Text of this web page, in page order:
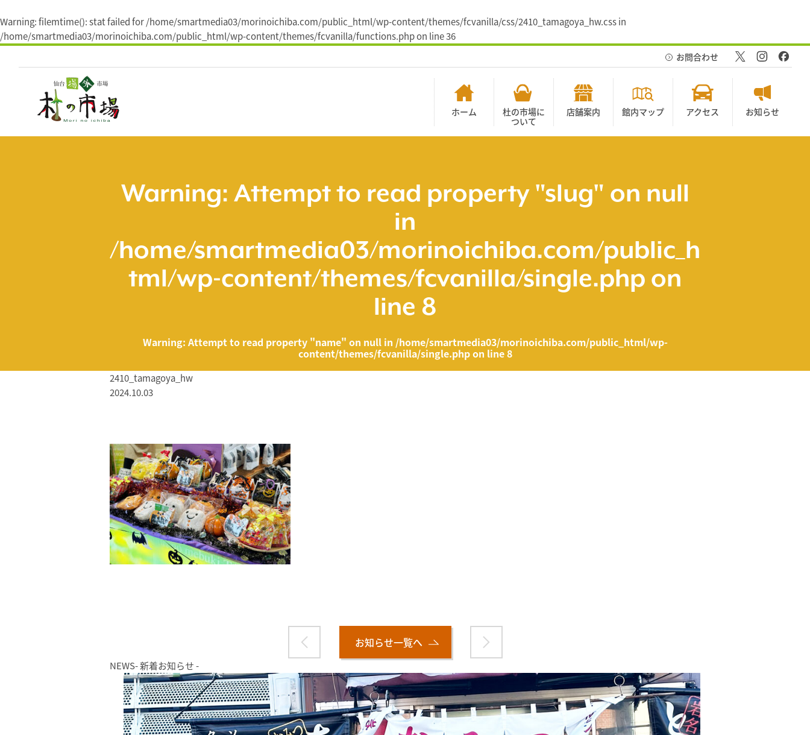
Warning: filemtime(): stat failed for /home/smartmedia03/morinoichiba.com/public_html/wp-content/themes/fcvanilla/css/2410_tamagoya_hw.css in
/home/smartmedia03/morinoichiba.com/public_html/wp-content/themes/fcvanilla/functions.phpon line36
ス
ホーム
杜の市場に
ついて
店舗案内 館内マップ アクセス お知らせ
お問合わせ
Warning: Attempt to read property "slug" on null
in
/home/smartmedia03/morinoichiba.com/public_h
tml/wp-content/themes/fcvanilla/single.php on
line 8
Warning: Attempt to read property "name" on null in /home/smartmedia03/morinoichiba.com/public_html/wp-
content/themes/fcvanilla/single.phpon line8
2410_tamagoya_hw
2024.10.03
お知らせ一覧へ
NEWS- 新着お知らせ -